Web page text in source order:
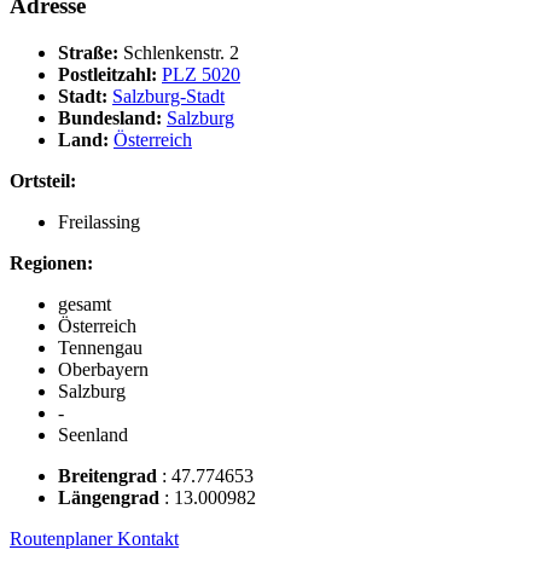
Adresse
Straße: Schlenkenstr. 2
Postleitzahl: PLZ 5020
Stadt: Salzburg-Stadt
Bundesland: Salzburg
Land: Österreich
Ortsteil:
Freilassing
Regionen:
gesamt
Österreich
Tennengau
Oberbayern
Salzburg
-
Seenland
Breitengrad : 47.774653
Längengrad : 13.000982
RoutenplanerKontakt